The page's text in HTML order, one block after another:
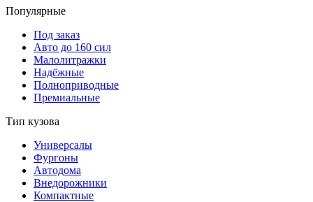
Популярные
Под заказ
Авто до 160 сил
Малолитражки
Надёжные
Полноприводные
Премиальные
Тип кузова
Универсалы
Фургоны
Автодома
Внедорожники
Компактные